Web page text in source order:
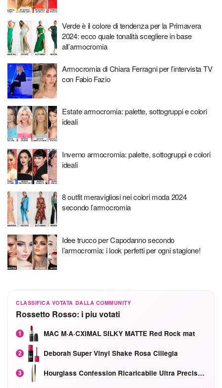
Verde è il colore di tendenza per la Primavera
2024: ecco quale tonalità scegliere in base
all’armocromia
Armocromia di Chiara Ferragni per l’intervista TV
con Fabio Fazio
Estate armocromia: palette, sottogruppi e colori
ideali
Inverno armocromia: palette, sottogruppi e colori
ideali
8 outfit meravigliosi nei colori moda 2024
secondo l’armocromia
Idee trucco per Capodanno secondo
l’armocromia: i look perfetti per ogni stagione!
CLASSIFICA VOTATA DALLA COMMUNITY
Rossetto Rosso: i piu votati
1 MAC M·A·CXIMAL SILKY MATTE Red Rock mat
2 Deborah Super Vinyl Shake Rosa Ciliegia
3 Hourglass Confession Ricaricabile Ultra Preciso Ad Alta Intensità Secretly Classic Red